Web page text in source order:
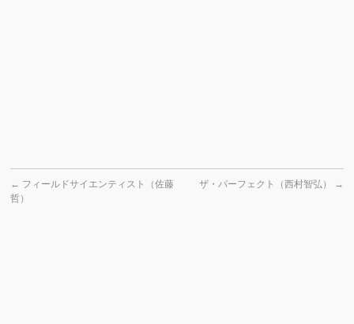
← フィールドサイエンティスト（佐藤
哲）
ザ・パーフェクト（西村智弘） →